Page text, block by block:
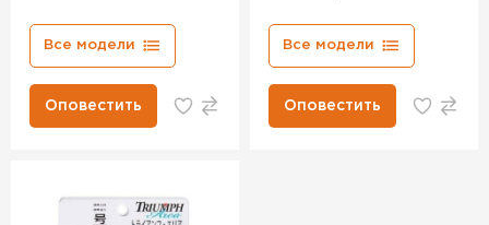
Все модели
Оповестить
Все модели
Оповестить